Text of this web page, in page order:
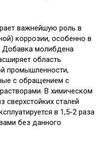
важнейшую роль в
коррозии, особенно в
Добавка молибдена
область
промышленности,
с обращением с
В химическом
сверхстойких сталей
в 1,5-2 раза
без данного